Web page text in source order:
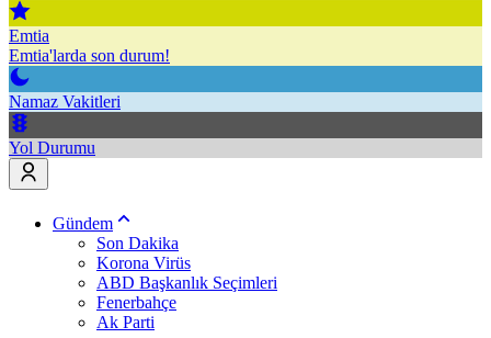
Emtia
Emtia'larda son durum!
Namaz Vakitleri
Yol Durumu
Gündem
Son Dakika
Korona Virüs
ABD Başkanlık Seçimleri
Fenerbahçe
Ak Parti